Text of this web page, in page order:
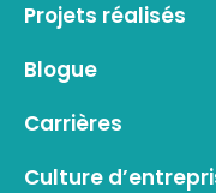
Projets réalisés
Blogue
Carrières
Culture